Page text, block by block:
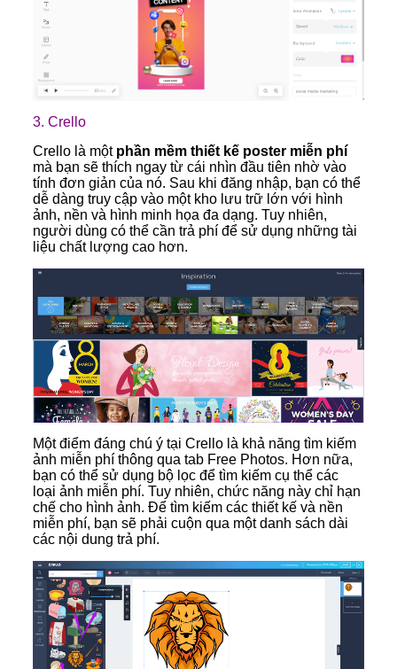
3. Crello
Crello là một phần mềm thiết kế poster miễn phí
mà bạn sẽ thích ngay từ cái nhìn đầu tiên nhờ vào
tính đơn giản của nó. Sau khi đăng nhập, bạn có thể
dễ dàng truy cập vào một kho lưu trữ lớn với hình
ảnh, nền và hình minh họa đa dạng. Tuy nhiên,
người dùng có thể cần trả phí để sử dụng những tài
liệu chất lượng cao hơn.
Một điểm đáng chú ý tại Crello là khả năng tìm kiếm
ảnh miễn phí thông qua tab Free Photos. Hơn nữa,
bạn có thể sử dụng bộ lọc để tìm kiếm cụ thể các
loại ảnh miễn phí. Tuy nhiên, chức năng này chỉ hạn
chế cho hình ảnh. Để tìm kiếm các thiết kế và nền
miễn phí, bạn sẽ phải cuộn qua một danh sách dài
các nội dung trả phí.